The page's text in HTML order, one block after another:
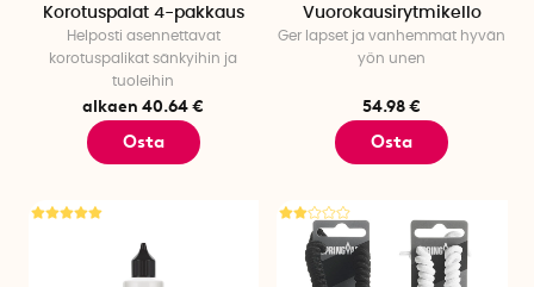
Korotuspalat 4-pakkaus
Helposti asennettavat
korotuspalikat sänkyihin ja
tuoleihin
alkaen 40.64 €
Osta
Vuorokausirytmikello
Ger lapset ja vanhemmat hyvän
yön unen
54.98 €
Osta